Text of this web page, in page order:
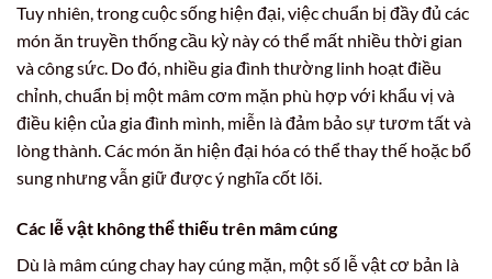
Tuy nhiên, trong cuộc sống hiện đại, việc chuẩn bị đầy đủ các
món ăn truyền thống cầu kỳ này có thể mất nhiều thời gian
và công sức. Do đó, nhiều gia đình thường linh hoạt điều
chỉnh, chuẩn bị một mâm cơm mặn phù hợp với khẩu vị và
điều kiện của gia đình mình, miễn là đảm bảo sự tươm tất và
lòng thành. Các món ăn hiện đại hóa có thể thay thế hoặc bổ
sung nhưng vẫn giữ được ý nghĩa cốt lõi.
Các lễ vật không thể thiếu trên mâm cúng
Dù là mâm cúng chay hay cúng mặn, một số lễ vật cơ bản là